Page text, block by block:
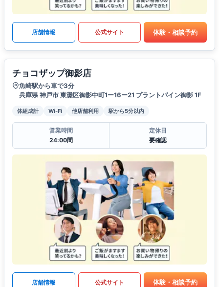
店舗情報 公式サイト 体験・相談予約
チョコザップ御影店
魚崎駅から車で3分
兵庫県 神戸市 東灘区御影中町1ー16ー21 プラントパイン御影 1F
体組成計 Wi-Fi 他店舗利用 駅から5分以内
営業時間
24:00間
定休日
要確認
店舗情報 公式サイト 体験・相談予約